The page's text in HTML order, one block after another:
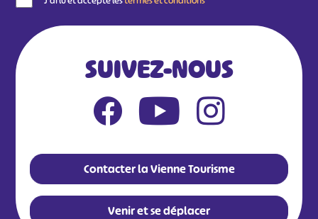
SUIVEZ-NOUS
Contacter la Vienne Tourisme
Venir et se déplacer